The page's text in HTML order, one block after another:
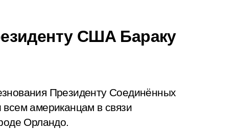
США Бараку
Президенту Соединённых
американцам в связи
Орландо.